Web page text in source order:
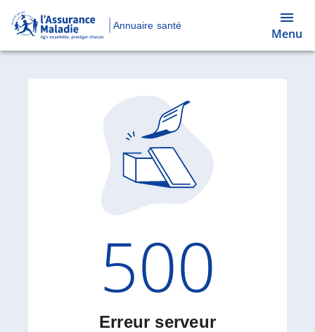
Annuaire santé
Menu
Code
500
Erreur serveur